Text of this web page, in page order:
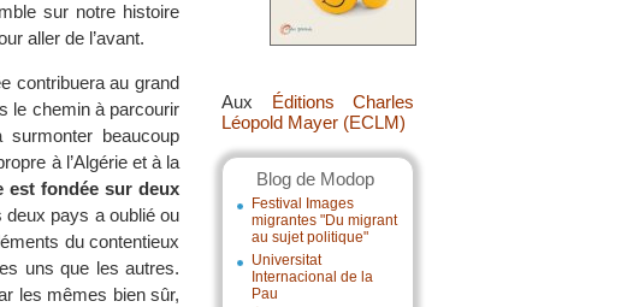
Aux Éditions Charles
Léopold Mayer (ECLM)
Blog de Modop
Festival Images
migrantes "Du migrant
au sujet politique"
Universitat
Internacional de la
Pau
sur notre histoire
aller de l’avant.
contribuera au grand
le chemin à parcourir
beaucoup
à l’Algérie et à la
est fondée sur deux
deux pays a oublié ou
du contentieux
uns que les autres.
les mêmes bien sûr,